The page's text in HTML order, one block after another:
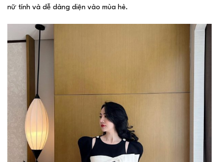
nữ tính và dễ dàng diện vào mùa hè.